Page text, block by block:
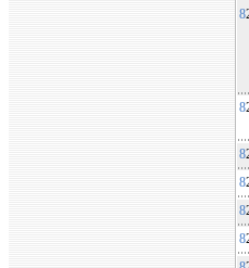
8
8
8
8
8
8